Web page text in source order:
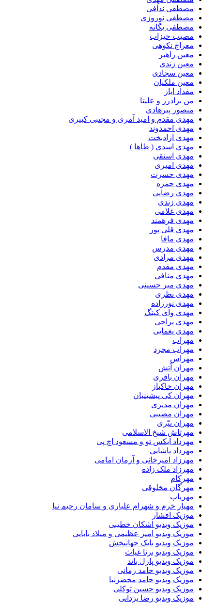
مصطفی ندافی
مصطفی نوروزی
مصطفی یگانه
مصیب خیزاب
معراج نکوهی
معین راهبر
معین زندی
معین سجادی
معین ملکیان
مقداد ایاز
من برادرز و علیتا
منصور پیرهادی
مهدى مقدم و امید آمرى و مجتبى کبیرى
مهدی احمدوند
مهدی ازادبخت
مهدی اسدی ( طاها )
مهدی اسنقی
مهدی امیری
مهدی حسرت
مهدی حمزه
مهدی رضایی
مهدی زندی
مهدی غلامی
مهدی فرهمند
مهدی قلی پور
مهدی مافا
مهدی مدرس
مهدی مرادی
مهدی مقدم
مهدی منافی
مهدی میر حسینی
مهدی نظری
مهدی نورزاده
مهدی وای کینگ
مهدی یراحی
مهدی یغمایی
مهراب
مهراب مجرد
مهراس
مهران آتش
مهران باقری
مهران خاکباز
مهران کی پیشینیان
مهران مدیری
مهران مصیبی
مهران نیّری
مهرتاش شیخ الاسلامی
مهرداد ایکس تو و مسعود اچ پی
مهرداد پاشایی
مهرزاد امیرخانی و آرمان امامی
مهرزاد ملک زاده
مهرکام
مهرگان مخلوقی
مهریاب
مهیار خرم و شهرام علیاری و سامان رحیم نیا
موزیک افشار
موزیک ویدیو اشکان خطیبی
موزیک ویدیو امیر عظیمی و میلاد بابایی
موزیک ویدیو بابک جهانبخش
موزیک ویدیو برنا غیاث
موزیک ویدیو پازل باند
موزیک ویدیو حامد زمانی
موزیک ویدیو حامد محضرنیا
موزیک ویدیو حسین توکلی
موزیک ویدیو رضا یزدانی